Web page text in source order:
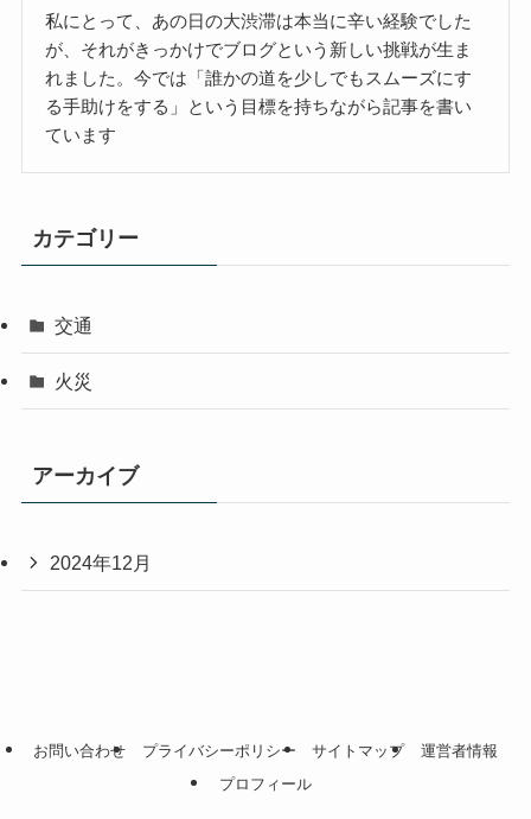
私にとって、あの日の大渋滞は本当に辛い経験でした
が、それがきっかけでブログという新しい挑戦が生ま
れました。今では「誰かの道を少しでもスムーズにす
る手助けをする」という目標を持ちながら記事を書い
ています
カテゴリー
交通
火災
アーカイブ
2024年12月
お問い合わせ プライバシーポリシー サイトマップ
運営者情報
プロフィール